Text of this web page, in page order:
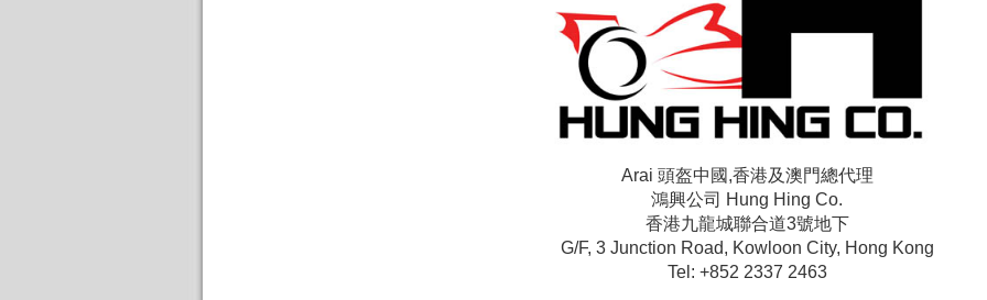
Arai 頭盔中國,香港及澳門總代理
鴻興公司 Hung Hing Co.
香港九龍城聯合道3號地下
G/F, 3 Junction Road, Kowloon City, Hong Kong
Tel: +852 2337 2463